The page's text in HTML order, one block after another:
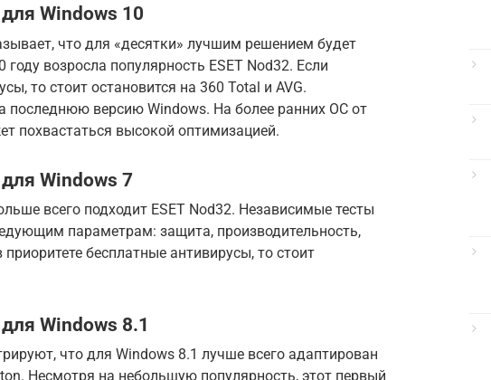
Windows 10
что для «десятки» лучшим решением будет
году возросла популярность ESET Nod32. Если
то стоит остановится на 360 Total и AVG.
последнюю версию Windows. На более ранних ОС от
похвастаться высокой оптимизацией.
Windows 7
всего подходит ESET Nod32. Независимые тесты
параметрам: защита, производительность,
бесплатные антивирусы, то стоит
Windows 8.1
что для Windows 8.1 лучше всего адаптирован
Несмотря на небольшую популярность, этот первый